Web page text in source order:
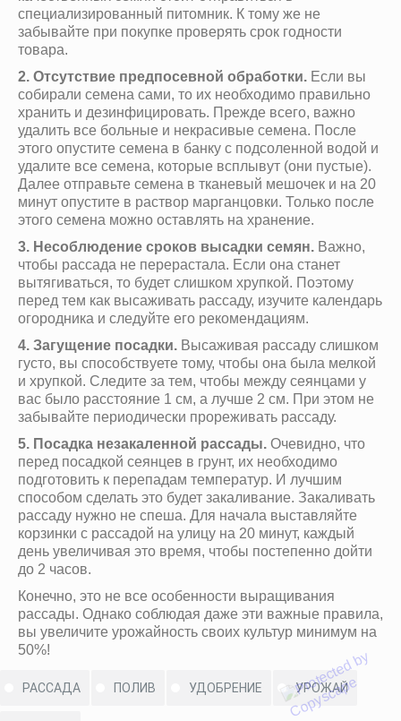
специализированный питомник. К тому же не
забывайте при покупке проверять срок годности
товара.
2. Отсутствие предпосевной обработки. Если вы
собирали семена сами, то их необходимо правильно
хранить и дезинфицировать. Прежде всего, важно
удалить все больные и некрасивые семена. После
этого опустите семена в банку с подсоленной водой и
удалите все семена, которые всплывут (они пустые).
Далее отправьте семена в тканевый мешочек и на 20
минут опустите в раствор марганцовки. Только после
этого семена можно оставлять на хранение.
3. Несоблюдение сроков высадки семян. Важно,
чтобы рассада не перерастала. Если она станет
вытягиваться, то будет слишком хрупкой. Поэтому
перед тем как высаживать рассаду, изучите календарь
огородника и следуйте его рекомендациям.
4. Загущение посадки. Высаживая рассаду слишком
густо, вы способствуете тому, чтобы она была мелкой
и хрупкой. Следите за тем, чтобы между сеянцами у
вас было расстояние 1 см, а лучше 2 см. При этом не
забывайте периодически прореживать рассаду.
5. Посадка незакаленной рассады. Очевидно, что
перед посадкой сеянцев в грунт, их необходимо
подготовить к перепадам температур. И лучшим
способом сделать это будет закаливание. Закаливать
рассаду нужно не спеша. Для начала выставляйте
корзинки с рассадой на улицу на 20 минут, каждый
день увеличивая это время, чтобы постепенно дойти
до 2 часов.
Конечно, это не все особенности выращивания
рассады. Однако соблюдая даже эти важные правила,
вы увеличите урожайность своих культур минимум на
50%!
РАССАДА ПОЛИВ УДОБРЕНИЕ УРОЖАЙ